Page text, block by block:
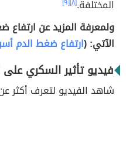
المختلفة.
ولمعرفة المزيد عن ارتفاع
الآتي: (ارتفاع ضغط الدم
فيديو تأثير السكري على
شاهد الفيديو لتعرف أكثر